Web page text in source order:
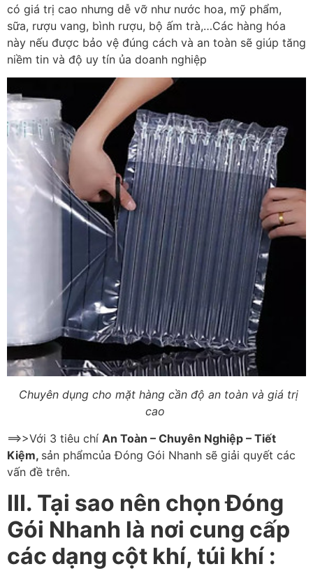
có giá trị cao nhưng dễ vỡ như nước hoa, mỹ phẩm,
sữa, rượu vang, bình rượu, bộ ấm trà,…Các hàng hóa
này nếu được bảo vệ đúng cách và an toàn sẽ giúp tăng
niềm tin và độ uy tín ủa doanh nghiệp
Chuyên dụng cho mặt hàng cần độ an toàn và giá trị
cao
==>>Với 3 tiêu chí An Toàn – Chuyên Nghiệp – Tiết
Kiệm, sản phẩmcủa Đóng Gói Nhanh sẽ giải quyết các
vấn đề trên.
III. Tại sao nên chọn Đóng
Gói Nhanh là nơi cung cấp
các dạng cột khí, túi khí :